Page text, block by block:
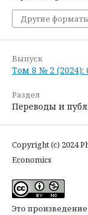
Другие
Выпуск
Том 8 № 2
Раздел
Переводы и
Copyright (c) 2024
Economics
Это